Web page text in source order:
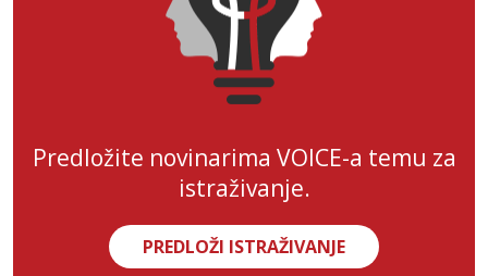
Predložite novinarima VOICE-a temu za
istraživanje.
PREDLOŽI ISTRAŽIVANJE